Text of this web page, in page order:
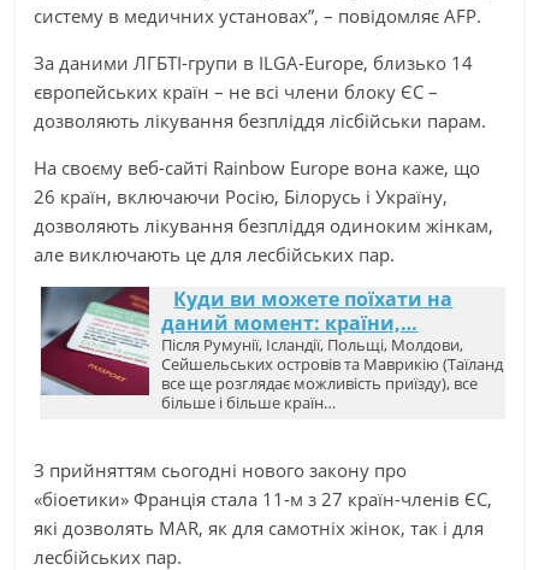
систему в медичних установах”, – повідомляє AFP.
За даними ЛГБТІ-групи в ILGA-Europe, близько 14
європейських країн – не всі члени блоку ЄС –
дозволяють лікування безпліддя лісбійськи парам.
На своєму веб-сайті Rainbow Europe вона каже, що
26 країн, включаючи Росію, Білорусь і Україну,
дозволяють лікування безпліддя одиноким жінкам,
але виключають це для лесбійських пар.
Куди ви можете поїхати на
даний момент: країни,…
Після Румунії, Ісландії, Польщі, Молдови,
Сейшельських островів та Маврикію (Таїланд
все ще розглядає можливість приїзду), все
більше і більше країн…
З прийняттям сьогодні нового закону про
«біоетики» Франція стала 11-м з 27 країн-членів ЄС,
які дозволять MAR, як для самотніх жінок, так і для
лесбійських пар.